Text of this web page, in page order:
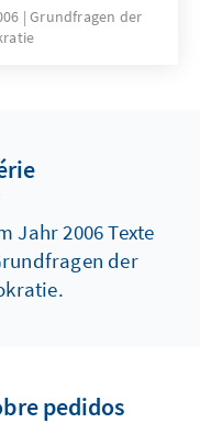
überschreitet.
Grundfragen der
Jahr 2006 Texte
der
pedidos